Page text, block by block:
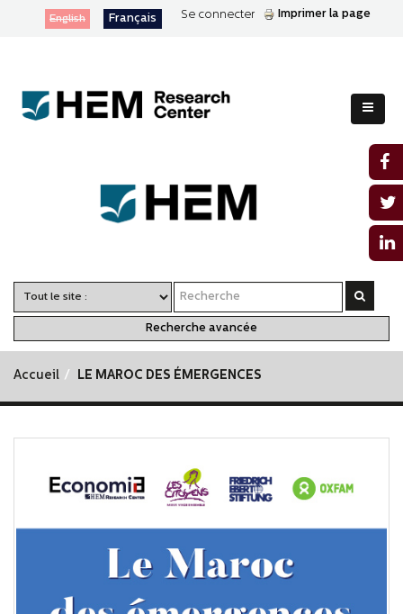
English Français Se connecter Imprimer la page
Recherche avancée
Accueil LE MAROC DES ÉMERGENCES